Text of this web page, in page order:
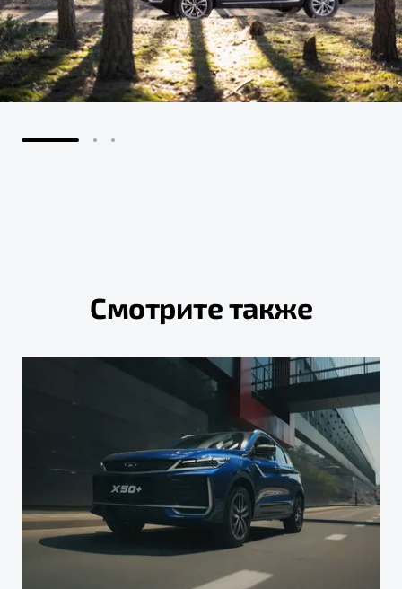
Смотрите также